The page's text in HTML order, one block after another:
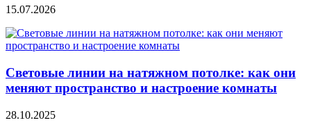
15.07.2026
Световые линии на натяжном потолке: как они
меняют пространство и настроение комнаты
28.10.2025